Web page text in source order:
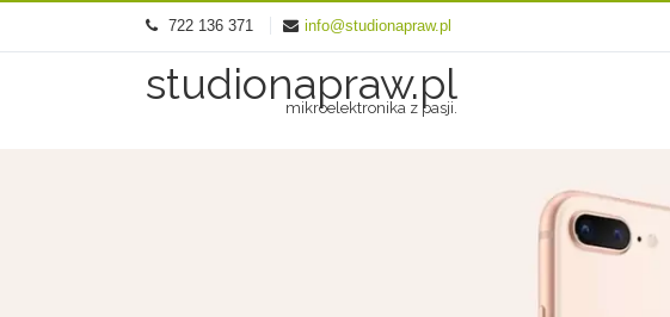
722 136 371 info@studionapraw.pl
studionapraw.pl
mikroelektronika z pasji.